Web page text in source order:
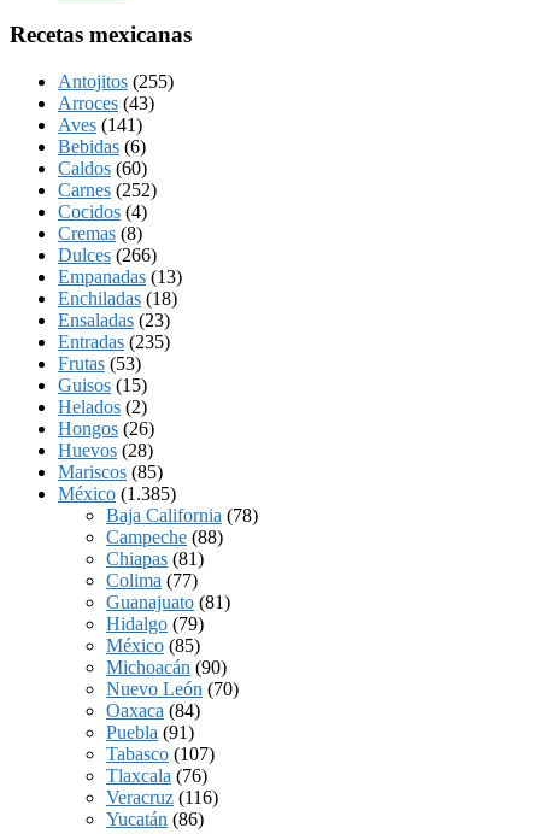
Recetas mexicanas
Antojitos (255)
Arroces (43)
Aves (141)
Bebidas (6)
Caldos (60)
Carnes (252)
Cocidos (4)
Cremas (8)
Dulces (266)
Empanadas (13)
Enchiladas (18)
Ensaladas (23)
Entradas (235)
Frutas (53)
Guisos (15)
Helados (2)
Hongos (26)
Huevos (28)
Mariscos (85)
México (1.385)
Baja California (78)
Campeche (88)
Chiapas (81)
Colima (77)
Guanajuato (81)
Hidalgo (79)
México (85)
Michoacán (90)
Nuevo León (70)
Oaxaca (84)
Puebla (91)
Tabasco (107)
Tlaxcala (76)
Veracruz (116)
Yucatán (86)